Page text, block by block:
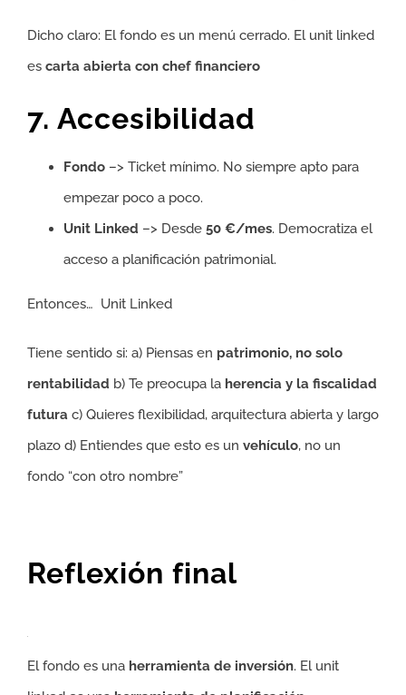
Dicho claro: El fondo es un menú cerrado. El unit linked
es carta abierta con chef financiero
7. Accesibilidad
Fondo –> Ticket mínimo. No siempre apto para
empezar poco a poco.
Unit Linked –> Desde 50 €/mes. Democratiza el
acceso a planificación patrimonial.
Entonces… Unit Linked
Tiene sentido si: a) Piensas en patrimonio, no solo
rentabilidad b) Te preocupa la herencia y la fiscalidad
futura c) Quieres flexibilidad, arquitectura abierta y largo
plazo d) Entiendes que esto es un vehículo, no un
fondo “con otro nombre”
Reflexión final
El fondo es una herramienta de inversión. El unit